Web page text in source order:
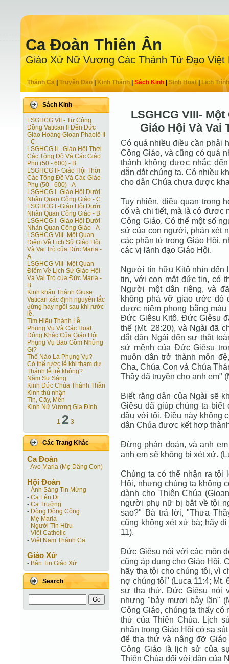
Ca Ðoàn Thiên Ân
Giáo Xứ Nữ Vương Các Thánh Tử Ðạo Việt
Thánh Ca Truyện Ðạo| Kinh Thánh Sách Kinh|Sinh Hoạt| Lịch Trình
Sách Kinh
LSGHCG VII - Từ Công
Ðồng Vatican II Ðến Ðức
Giáo Hoàng Gioan Phaolô II
- C
LSGHCG II - Giáo Hội Thời
Các Tông Ðồ Và Các Giáo
Phụ (50 - 600) - B
LSGHCG II- Giáo Hội Thời
Các Tông Ðồ Và Các Giáo
Phụ (50 - 600) - A
LSGHCG I -Giáo Hội Dưới
Nhãn Quan Công Giáo - C
LSGHCG I -Giáo Hội Dưới
Nhãn Quan Công Giáo - B
LSGHCG I -Giáo Hội Dưới
Nhãn Quan Công Giáo - A
LSGHCG VIII- Một Quan
Ðiểm Về Lịch Sử Giáo Hội
Và Vai Trò của Ðức Maria -
A
LSGHCG VIII- Một Quan
Ðiểm Về Lịch Sử Giáo Hội
Và Vai Trò của Ðức Maria -
B
Kinh khấn Thánh Giuse
Vatican xác định nguyên tắc
đứng hay ngồi sau khi rước
lễ.
Tìm Hiêu Thánh Lễ
Phụng Vụ Và Các Hoạt
Động Khác Của Giáo Hội
Phụng Vụ Bao Gồm Những
Gì?
Thế Nào Là Phụng Vụ?
Có thể rước lễ khi tham dự
Thánh lễ trễ không?
Năm Sự Sáng
Kinh Đức Chúa Thánh Thần
Kinh thú nhận
Tin, Cậy, Mến
Kinh Nữ Vương Gia Đình
1 2 3
Các Trang Khác
Ca Ðoàn
-Ave Maria (Mẹ Dâng Con)
Hội Ðoàn
- Ánh Sáng Tin Mừng
- Ca Lên Đi
- Ca Trưởng
- Dòng Đồng Công
- Mẹ Maria
- Người Tin Hữu
- Việt Catholic
- Việt Nam Thánh Ca
Giáo Xứ
- Bản Tin Giáo Xứ
Search
LSGHCG VIII-
Giáo Hội Và Vai
Có quá nhiều điều cần phải
Công Giáo, và cũng có quá
thánh không được nhắc
dẫn dắt chúng ta. Có nhiều
cho dân Chúa chưa được
Tuy nhiên, điều quan trọng
cố và chi tiết, mà là có được
Công Giáo. Có thể một số
sử của con người, phán xét
các phần tử trong Giáo Hội,
các vị lãnh đạo Giáo Hội.
Người tín hữu Kitô nhìn đến
tin, với con mắt đức tin, có
Người một dân riêng, và
không phá vỡ giao ước đó
được niêm phong bằng
Ðức Giêsu Kitô. Ðức Giêsu
thế (Mt. 28:20), và Ngài đã
dắt dân Ngài đến sự thật
sứ mệnh của Ðức Giêsu
muôn dân trở thành môn
Cha, Chúa Con và Chúa
Thầy đã truyền cho anh em"
Biết rằng dân của Ngài sẽ
Giêsu đã giúp chúng ta
đầu với tội. Ðiều này không
dân Chúa được kết hợp
Ðừng phán đoán, và anh
anh em sẽ không bị xét xử.
Chúng ta có thể nhận ra
Hội, nhưng chúng ta không
dành cho Thiên Chúa
người phụ nữ bị bắt về tội
sao?" Bà trả lời, "Thưa
cũng không xét xử bà; hãy
11).
Ðức Giêsu nói với các môn
cũng áp dụng cho Giáo Hội.
hãy tha tội cho chúng tôi, vì
nợ chúng tôi" (Luca 11:4;
sự tha thứ. Ðức Giêsu nói
nhưng "bảy mươi bảy lần"
Công Giáo, chúng ta thấy
thứ của Thiên Chúa. Lịch
nhân trong Giáo Hội có sa
để tha thứ và nâng đỡ
Công Giáo là lịch sử của
Thiên Chúa đối với dân của